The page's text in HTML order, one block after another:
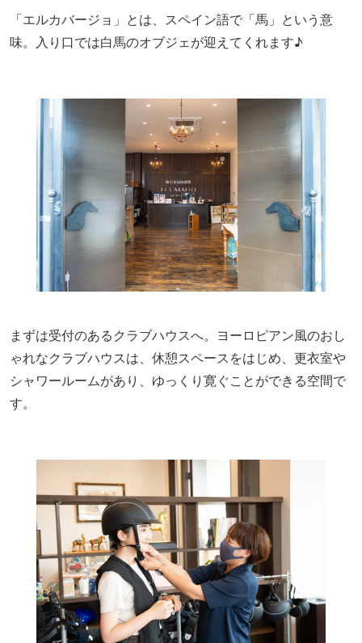
「エルカバージョ」とは、スペイン語で「馬」という意
味。入り口では白馬のオブジェが迎えてくれます♪
まずは受付のあるクラブハウスへ。ヨーロピアン風のおし
ゃれなクラブハウスは、休憩スペースをはじめ、更衣室や
シャワールームがあり、ゆっくり寛ぐことができる空間で
す。